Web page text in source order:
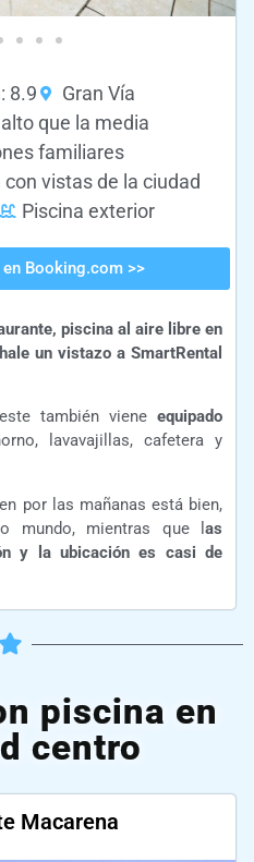
8.9
Gran Vía
que la media
familiares
vistas de la ciudad
Piscina exterior
Booking.com >>
piscina al aire libre en
un vistazo a SmartRental
también viene equipado
lavavajillas, cafetera y
por las mañanas está bien,
mundo, mientras que l as
y la ubicación es casi de
piscina en
centro
Macarena